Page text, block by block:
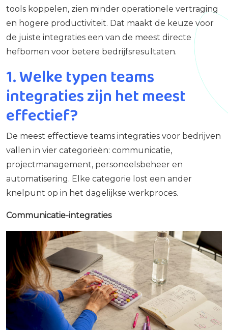
tools koppelen, zien minder operationele vertraging
en hogere productiviteit. Dat maakt de keuze voor
de juiste integraties een van de meest directe
hefbomen voor betere bedrijfsresultaten.
1. Welke typen teams
integraties zijn het meest
effectief?
De meest effectieve teams integraties voor bedrijven
vallen in vier categorieën: communicatie,
projectmanagement, personeelsbeheer en
automatisering. Elke categorie lost een ander
knelpunt op in het dagelijkse werkproces.
Communicatie-integraties